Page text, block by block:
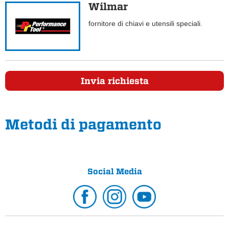
Wilmar
fornitore di chiavi e utensili speciali.
Invia richiesta
Metodi di pagamento
Social Media